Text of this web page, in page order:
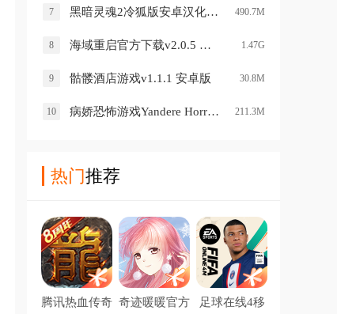
7 黑暗灵魂2冷狐版安卓汉化游戏v官网www.lybh.me 最新版 490.7M
8 海域重启官方下载v2.0.5 最新版 1.47G
9 骷髅酒店游戏v1.1.1 安卓版 30.8M
10 病娇恐怖游戏Yandere Horror Gamev1.4.6 汉化版 211.3M
热门推荐
腾讯热血传奇 奇迹暖暖官方
足球在线4移